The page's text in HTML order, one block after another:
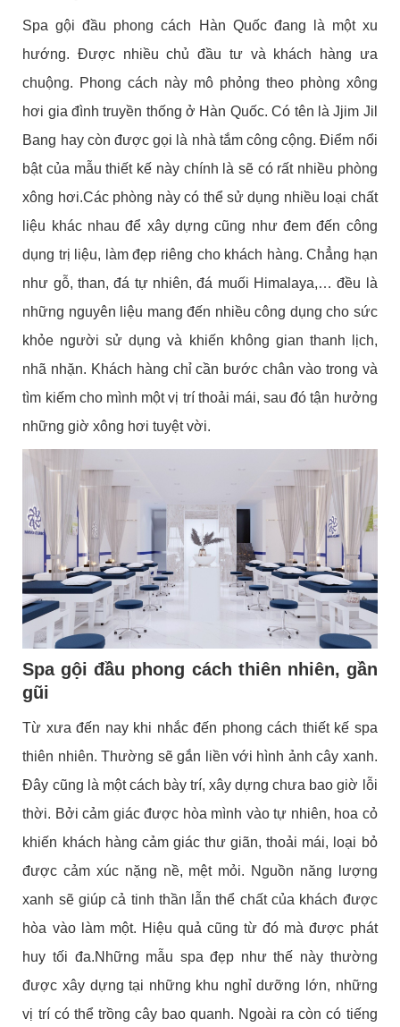
Spa gội đầu phong cách Hàn Quốcđang là một xu
hướng. Được nhiều chủ đầu tư và khách hàng ưa
chuộng. Phong cách này mô phỏng theo phòng xông
hơi gia đình truyền thống ở Hàn Quốc. Có tên là Jjim Jil
Bang hay còn được gọi là nhà tắm công cộng. Điểm nổi
bật của mẫu thiết kế này chính là sẽ có rất nhiều phòng
xông hơi.Các phòng này có thể sử dụng nhiều loại chất
liệu khác nhau để xây dựng cũng như đem đến công
dụng trị liệu, làm đẹp riêng cho khách hàng. Chẳng hạn
như gỗ, than, đá tự nhiên, đá muối Himalaya,… đều là
những nguyên liệu mang đến nhiều công dụng cho sức
khỏe người sử dụng và khiến không gian thanh lịch,
nhã nhặn. Khách hàng chỉ cần bước chân vào trong và
tìm kiếm cho mình một vị trí thoải mái, sau đó tận hưởng
những giờ xông hơi tuyệt vời.
Spa gội đầu phong cách thiên nhiên, gần
gũi
Từ xưa đến nay khi nhắc đến phong cách thiết kế spa
thiên nhiên. Thường sẽ gắn liền với hình ảnh cây xanh.
Đây cũng là một cách bày trí, xây dựng chưa bao giờ lỗi
thời. Bởi cảm giác được hòa mình vào tự nhiên, hoa cỏ
khiến khách hàng cảm giác thư giãn, thoải mái, loại bỏ
được cảm xúc nặng nề, mệt mỏi. Nguồn năng lượng
xanh sẽ giúp cả tinh thần lẫn thể chất của khách được
hòa vào làm một. Hiệu quả cũng từ đó mà được phát
huy tối đa.Những mẫu spa đẹp như thế này thường
được xây dựng tại những khu nghỉ dưỡng lớn, những
vị trí có thể trồng cây bao quanh. Ngoài ra còn có tiếng